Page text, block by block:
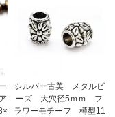
シルバー古美 メタルビ
ーズ 大穴径5ｍｍ フ
ラワーモチーフ 樽型11